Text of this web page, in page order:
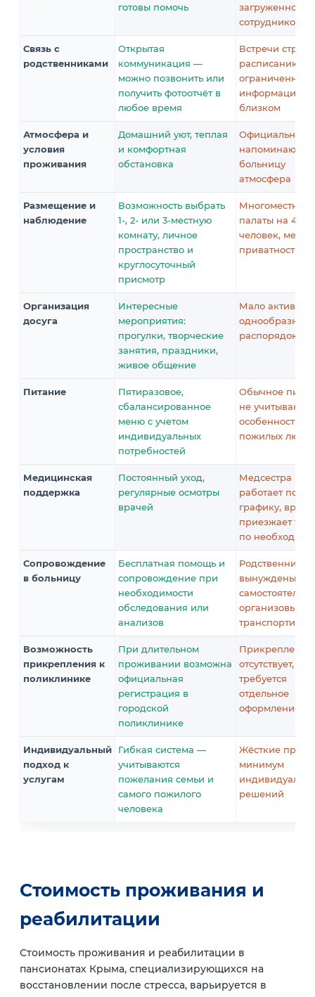
готовы помочь
загруженность
сотрудников
Связь с
родственниками
Открытая
коммуникация —
можно позвонить или
получить фотоотчёт в
любое время
Встречи
расписанию,
ограниченная
информация о
близком
Атмосфера и
условия
проживания
Домашний уют, теплая
и комфортная
обстановка
Официальная,
напоминающая
больницу
атмосфера
Размещение и
наблюдение
Возможность выбрать
1-, 2- или 3-местную
комнату, личное
пространство и
круглосуточный
присмотр
Многоместные
палаты на 4–8
человек,
приватности
Организация
досуга
Интересные
мероприятия:
прогулки, творческие
занятия, праздники,
живое общение
Мало
однообразный
распорядок
Питание
Пятиразовое,
сбалансированное
меню с учетом
индивидуальных
потребностей
Обычное
не
особенности
пожилых
Медицинская
поддержка
Постоянный уход,
регулярные осмотры
врачей
Медсестра
работает по
графику, врач
приезжает
по
Сопровождение
в больницу
Бесплатная помощь и
сопровождение при
необходимости
обследования или
анализов
Родственники
вынуждены
самостоятельно
Возможность
прикрепления к
поликлинике
При длительном
проживании возможна
официальная
регистрация в
городской
поликлинике
Прикрепление
отсутствует,
требуется
отдельное
оформление
Индивидуальный
подход к
услугам
Гибкая система —
учитываются
пожелания семьи и
самого пожилого
человека
Жёсткие
минимум
решений
Стоимость проживания и
реабилитации
Стоимость проживания и реабилитации в
пансионатах Крыма, специализирующихся на
восстановлении после стресса, варьируется в